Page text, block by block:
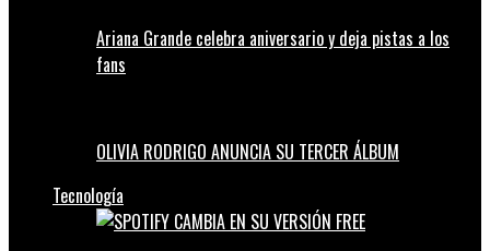
Ariana Grande celebra aniversario y deja pistas a los
fans
OLIVIA RODRIGO ANUNCIA SU TERCER ÁLBUM
Tecnología